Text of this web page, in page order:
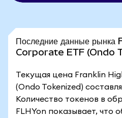
Последние данные
Corporate ETF (Ondo
Текущая цена Franklin
(Ondo Tokenized)
Количество токенов в
FLHYon показывает, что